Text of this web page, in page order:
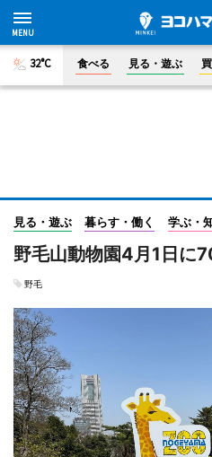
32°C 食べる 見る・遊ぶ
見る・遊ぶ 暮らす・働く 学ぶ・
野毛山動物園4月1日
野毛